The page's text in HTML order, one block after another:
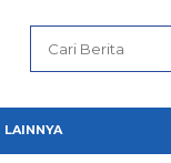
LAINNYA